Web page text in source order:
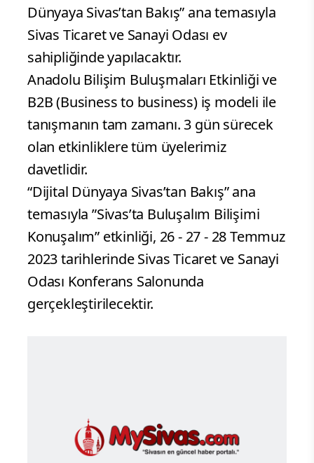
Dünyaya Sivas’tan Bakış” ana temasıyla
Sivas Ticaret ve Sanayi Odası ev
sahipliğinde yapılacaktır.
Anadolu Bilişim Buluşmaları Etkinliği ve
B2B (Business to business) iş modeli ile
tanışmanın tam zamanı. 3 gün sürecek
olan etkinliklere tüm üyelerimiz
davetlidir.
“Dijital Dünyaya Sivas’tan Bakış” ana
temasıyla ”Sivas’ta Buluşalım Bilişimi
Konuşalım” etkinliği, 26 - 27 - 28 Temmuz
2023 tarihlerinde Sivas Ticaret ve Sanayi
Odası Konferans Salonunda
gerçekleştirilecektir.